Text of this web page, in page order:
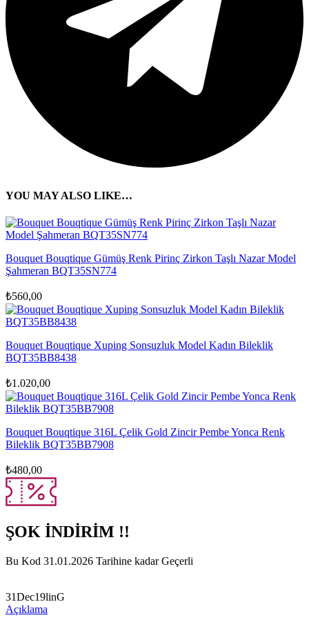
YOU MAY ALSO LIKE…
Bouquet Bouqtique Gümüş Renk Pirinç Zirkon Taşlı Nazar Model
Şahmeran BQT35SN774
₺560,00
Bouquet Bouqtique Xuping Sonsuzluk Model Kadın Bileklik
BQT35BB8438
₺1.020,00
Bouquet Bouqtique 316L Çelik Gold Zincir Pembe Yonca Renk
Bileklik BQT35BB7908
₺480,00
ŞOK İNDİRİM !!
Bu Kod 31.01.2026 Tarihine kadar Geçerli
31Dec19linG
Açıklama